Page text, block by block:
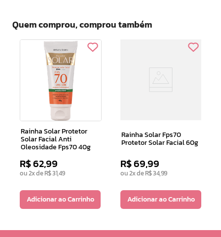
Quem comprou, comprou também
Rainha Solar Protetor
Solar Facial Anti
Oleosidade Fps70 40g
R$62,99
ou2x deR$31,49
Adicionar ao Carrinho
Rainha Solar Fps70
Protetor Solar Facial 60g
R$69,99
ou2x deR$34,99
Adicionar ao Carrinho